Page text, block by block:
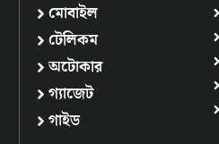
মোবাইল
টেলিকম
অটোকার
গ্যাজেট
গাইড